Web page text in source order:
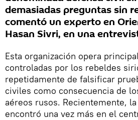
demasiadas preguntas sin
comentó un experto en
Hasan Sivri, en una
Esta organización opera
controladas por los rebeldes
repetidamente de falsificar
civiles como consecuencia de
aéreos rusos. Recientemente,
encontró una vez más en el